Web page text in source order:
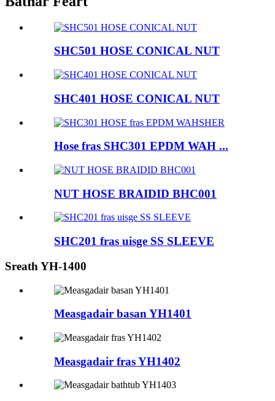
SHC501 HOSE CONICAL NUT
SHC401 HOSE CONICAL NUT
Hose fras SHC301 EPDM WAH ...
NUT HOSE BRAIDID BHC001
SHC201 fras uisge SS SLEEVE
Sreath YH-1400
Measgadair basan YH1401
Measgadair fras YH1402